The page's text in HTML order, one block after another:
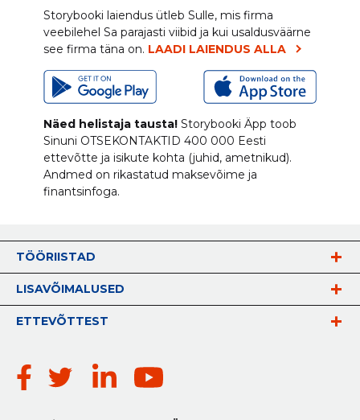
Storybooki laiendus ütleb Sulle, mis firma
veebilehel Sa parajasti viibid ja kui usaldusväärne
see firma täna on. LAADI LAIENDUS ALLA
Näed helistaja tausta! Storybooki Äpp toob
Sinuni OTSEKONTAKTID 400 000 Eesti
ettevõtte ja isikute kohta (juhid, ametnikud).
Andmed on rikastatud maksevõime ja
finantsinfoga.
TÖÖRIISTAD
LISAVÕIMALUSED
ETTEVÕTTEST